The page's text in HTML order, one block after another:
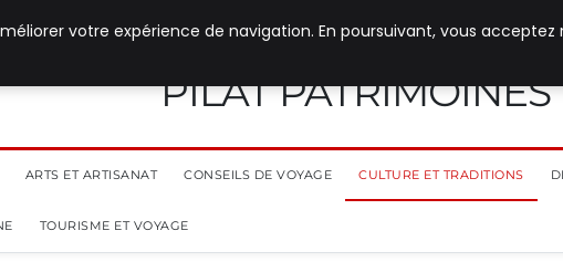
PILAT PATRIMOINES
ARTS ET ARTISANAT CONSEILS DE VOYAGE CULTURE ET TRADITIONS
TOURISME ET VOYAGE
votre expérience de navigation. En poursuivant, vous